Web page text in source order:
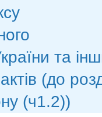
та
(до
(ч1.2))